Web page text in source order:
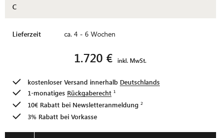
C
Lieferzeit ca. 4 - 6 Wochen
1.720 € inkl. MwSt.
kostenloser Versand innerhalb Deutschlands
1-monatiges Rückgaberecht
10€ Rabatt bei Newsletteranmeldung
3% Rabatt bei Vorkasse